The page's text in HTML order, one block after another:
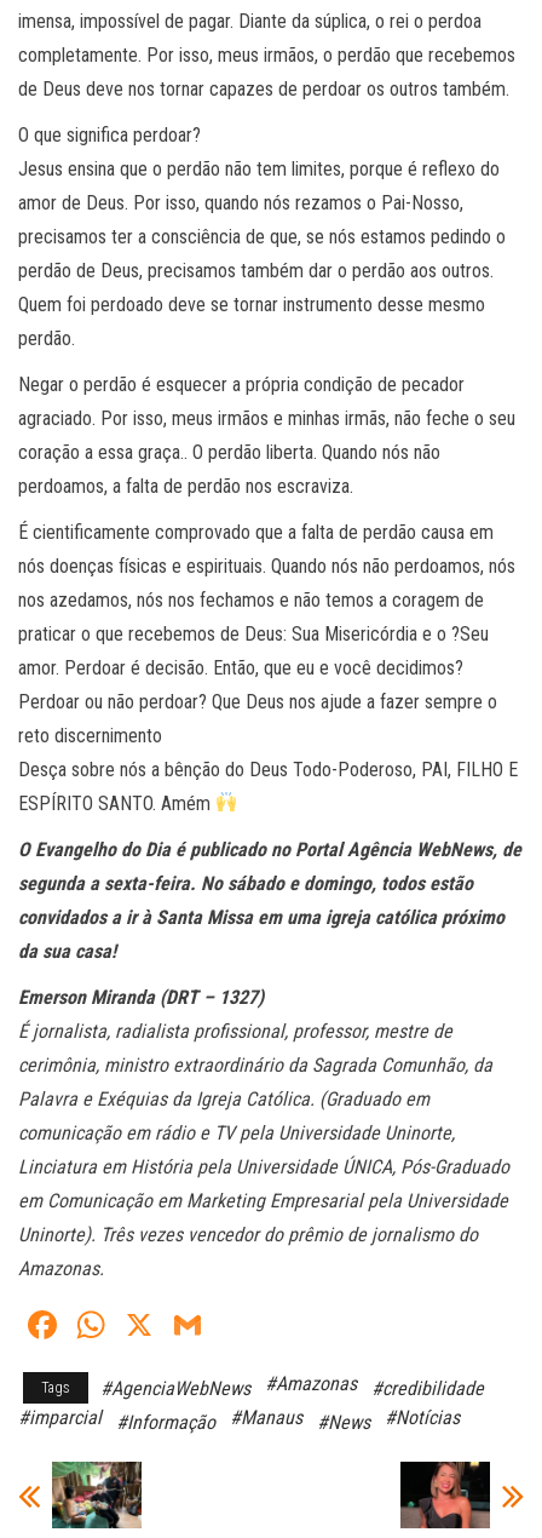
imensa, impossível de pagar. Diante da súplica, o rei o perdoa
completamente. Por isso, meus irmãos, o perdão que recebemos
de Deus deve nos tornar capazes de perdoar os outros também.
O que significa perdoar?
Jesus ensina que o perdão não tem limites, porque é reflexo do
amor de Deus. Por isso, quando nós rezamos o Pai-Nosso,
precisamos ter a consciência de que, se nós estamos pedindo o
perdão de Deus, precisamos também dar o perdão aos outros.
Quem foi perdoado deve se tornar instrumento desse mesmo
perdão.
Negar o perdão é esquecer a própria condição de pecador
agraciado. Por isso, meus irmãos e minhas irmãs, não feche o seu
coração a essa graça.. O perdão liberta. Quando nós não
perdoamos, a falta de perdão nos escraviza.
É cientificamente comprovado que a falta de perdão causa em
nós doenças físicas e espirituais. Quando nós não perdoamos, nós
nos azedamos, nós nos fechamos e não temos a coragem de
praticar o que recebemos de Deus: Sua Misericórdia e o ?Seu
amor. Perdoar é decisão. Então, que eu e você decidimos?
Perdoar ou não perdoar? Que Deus nos ajude a fazer sempre o
reto discernimento
Desça sobre nós a bênção do Deus Todo-Poderoso, PAI, FILHO E
ESPÍRITO SANTO. Amém
O Evangelho do Dia é publicado no Portal Agência WebNews, de
segunda a sexta-feira. No sábado e domingo, todos estão
convidados a ir à Santa Missa em uma igreja católica próximo
da sua casa!
Emerson Miranda (DRT – 1327)
É jornalista, radialista profissional, professor, mestre de
cerimônia, ministro extraordinário da Sagrada Comunhão, da
Palavra e Exéquias da Igreja Católica. (Graduado em
comunicação em rádio e TV pela Universidade Uninorte,
Linciatura em História pela Universidade ÚNICA, Pós-Graduado
em Comunicação em Marketing Empresarial pela Universidade
Uninorte). Três vezes vencedor do prêmio de jornalismo do
Amazonas.
Fa
ce
bo
W
ts
A
pp
X
ail
Tags #AgenciaWebNews #Amazonas
#credibilidade
#imparcial
#Informação #Manaus #News #Notícias